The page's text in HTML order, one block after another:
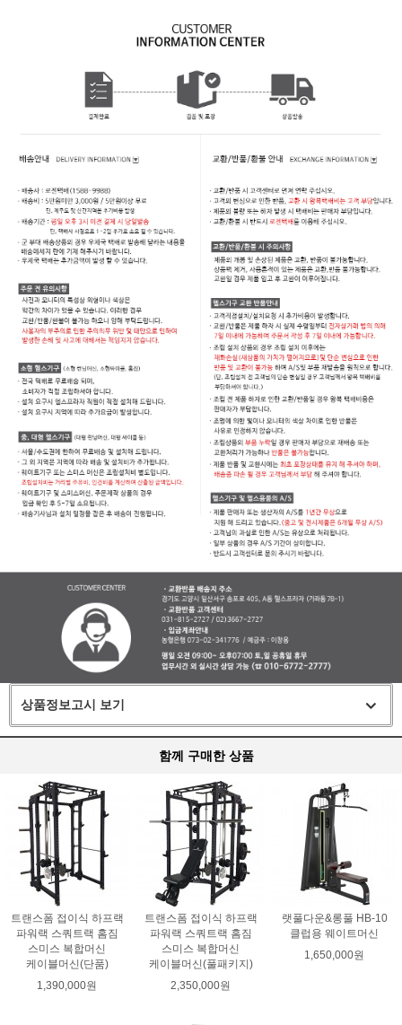
상품정보고시 보기
함께 구매한 상품
트랜스폼 접이식 하프랙
파워랙 스쿼트랙 홈짐
스미스 복합머신
케이블머신(단품)
1,390,000원
트랜스폼 접이식 하프랙
파워랙 스쿼트랙 홈짐
스미스 복합머신
케이블머신(풀패키지)
2,350,000원
랫풀다운&롱풀 HB-10
클럽용 웨이트머신
1,650,000원